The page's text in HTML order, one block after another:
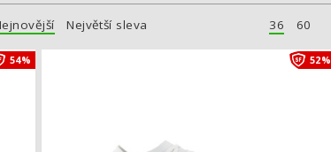
Největší sleva 36 60
54% Dětské kopačky New Balance FURON TEAM FG V8 52%